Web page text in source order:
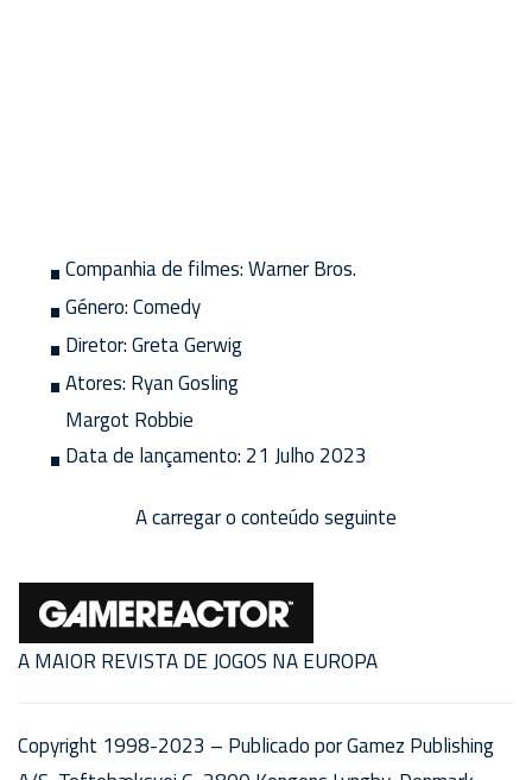
Companhia de filmes:Warner Bros.
Género:Comedy
Diretor:Greta Gerwig
Atores: Ryan Gosling
Margot Robbie
Data de lançamento: 21 Julho 2023
A carregar o conteúdo seguinte
A MAIOR REVISTA DE JOGOS NA EUROPA
Copyright 1998-2023 – Publicado por Gamez Publishing